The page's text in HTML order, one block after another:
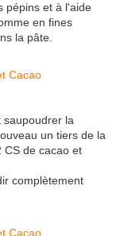
pépins et à l'aide
en fines
la pâte.
saupoudrer la
un tiers de la
CS de cacao et
complètement